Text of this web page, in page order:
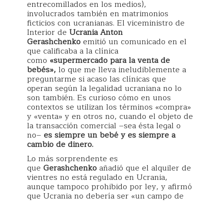
entrecomillados en los medios),
involucrados también en matrimonios
ficticios con ucranianas. El viceministro de
Interior de Ucrania Anton
Gerashchenkoemitió un comunicado en el
que calificaba a la clínica
como «supermercado para la venta de
bebés», lo que me lleva ineludiblemente a
preguntarme si acaso las clínicas que
operan según la legalidad ucraniana no lo
son también. Es curioso cómo en unos
contextos se utilizan los términos «compra»
y «venta» y en otros no, cuando el objeto de
la transacción comercial –sea ésta legal o
no– es siempre un bebé y es siempre a
cambio de dinero.
Lo más sorprendente es
que Gerashchenkoañadió que el alquiler de
vientres no está regulado en Ucrania,
aunque tampoco prohibido por ley, y afirmó
que Ucrania no debería ser «un campo de